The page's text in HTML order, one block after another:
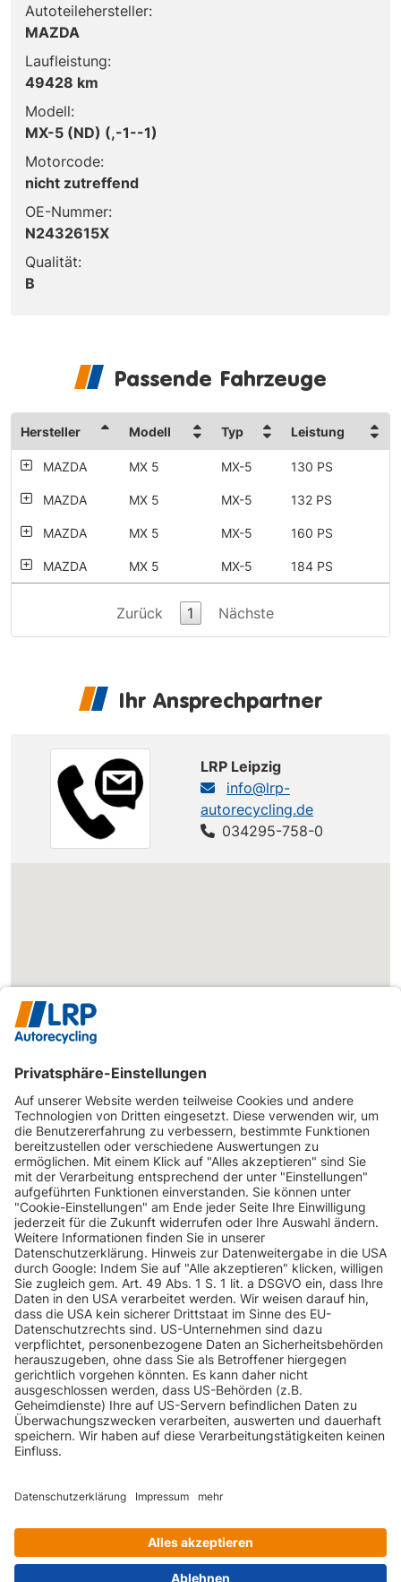
Autoteilehersteller:
MAZDA
Laufleistung:
49428 km
Modell:
MX-5 (ND) (,-1--1)
Motorcode:
nicht zutreffend
OE-Nummer:
N2432615X
Qualität:
B
Passende Fahrzeuge
Hersteller Modell Typ Leistung
MAZDA MX 5 MX-5 130 PS
MAZDA MX 5 MX-5 132 PS
MAZDA MX 5 MX-5 160 PS
MAZDA MX 5 MX-5 184 PS
Zurück 1 Nächste
Ihr Ansprechpartner
LRP Leipzig
info@lrp-
autorecycling.de
034295-758-0
INFORMATIONEN
KUNDENSERVICE
INFORMATIONEN
ZAHLUNGSARTEN
KONTAKT
GEPRÜFTE QUALITÄT
VERSANDARTEN